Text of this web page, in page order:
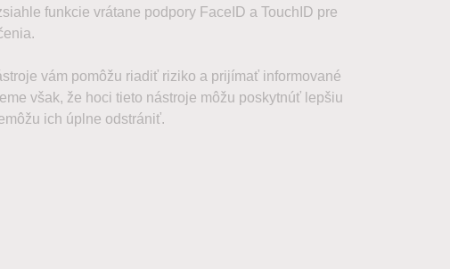
funkcie vrátane podpory FaceID a TouchID pre
vám pomôžu riadiť riziko a prijímať informované
však, že hoci tieto nástroje môžu poskytnúť lepšiu
ich úplne odstrániť.